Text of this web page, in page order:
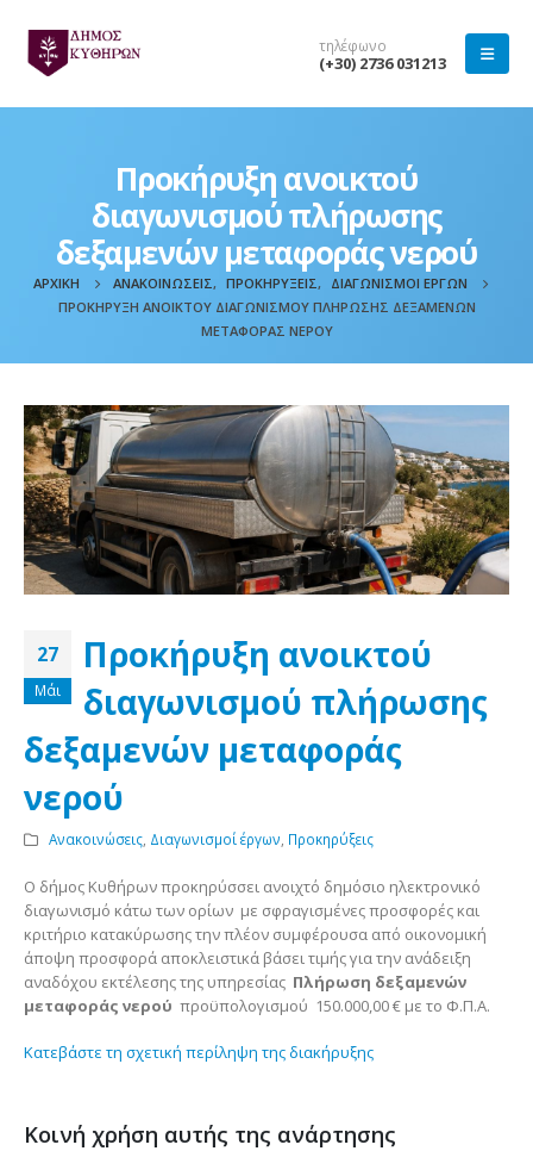
τηλέφωνο
(+30) 2736 031213
Προκήρυξη ανοικτού
διαγωνισμού πλήρωσης
δεξαμενών μεταφοράς νερού
ΑΡΧΙΚΉ ΑΝΑΚΟΙΝΏΣΕΙΣ, ΠΡΟΚΗΡΎΞΕΙΣ, ΔΙΑΓΩΝΙΣΜΟΊ ΈΡΓΩΝ
ΠΡΟΚΉΡΥΞΗ ΑΝΟΙΚΤΟΎ ΔΙΑΓΩΝΙΣΜΟΎ ΠΛΉΡΩΣΗΣ ΔΕΞΑΜΕΝΏΝ
ΜΕΤΑΦΟΡΆΣ ΝΕΡΟΎ
27
Μάι
Προκήρυξη ανοικτού
διαγωνισμού πλήρωσης
δεξαμενών μεταφοράς
νερού
Ανακοινώσεις, Διαγωνισμοί έργων, Προκηρύξεις
Ο δήμος Κυθήρων προκηρύσσει ανοιχτό δημόσιο ηλεκτρονικό
διαγωνισμό κάτω των ορίων με σφραγισμένες προσφορές και
κριτήριο κατακύρωσης την πλέον συμφέρουσα από οικονομική
άποψη προσφορά αποκλειστικά βάσει τιμής για την ανάδειξη
αναδόχου εκτέλεσης της υπηρεσίας Πλήρωση δεξαμενών
μεταφοράς νερού προϋπολογισμού 150.000,00 € με το Φ.Π.Α.
Κατεβάστε τη σχετική περίληψη της διακήρυξης
Κοινή χρήση αυτής της ανάρτησης